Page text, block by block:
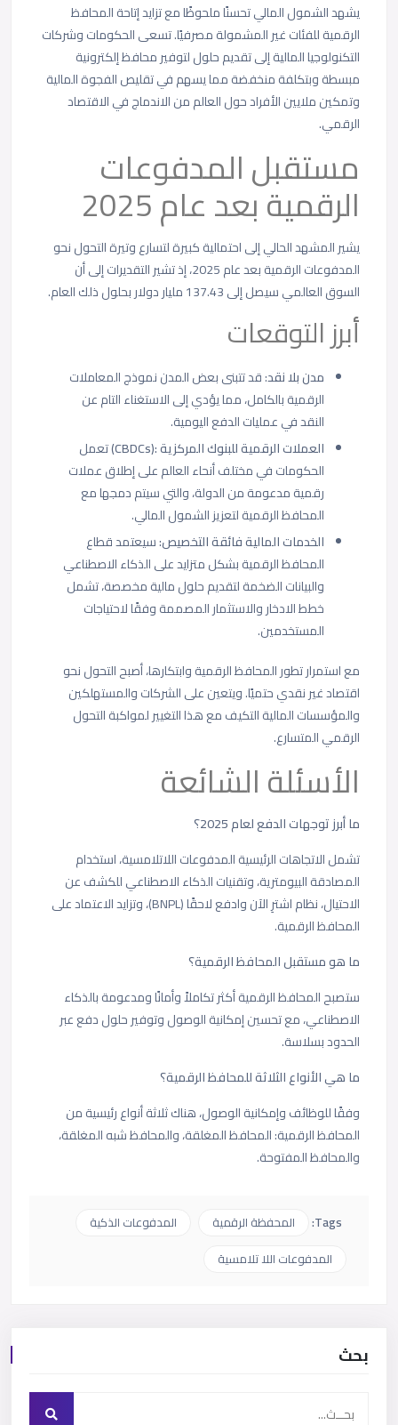
يشهد الشمول المالي تحسنًا ملحوظًا مع تزايد إتاحة المحافظ
الرقمية للفئات غير المشمولة مصرفيًا. تسعى الحكومات وشركات
التكنولوجيا المالية إلى تقديم حلول لتوفير محافظ إلكترونية
مبسطة وبتكلفة منخفضة مما يسهم في تقليص الفجوة المالية
وتمكين ملايين الأفراد حول العالم من الاندماج في الاقتصاد
الرقمي.
مستقبل المدفوعات
الرقمية بعد عام 2025
يشير المشهد الحالي إلى احتمالية كبيرة لتسارع وتيرة التحول نحو
المدفوعات الرقمية بعد عام 2025، إذ تشير التقديرات إلى أن
السوق العالمي سيصل إلى 137.43 مليار دولار بحلول ذلك العام.
أبرز التوقعات
مدن بلا نقد: قد تتبنى بعض المدن نموذج المعاملات
الرقمية بالكامل، مما يؤدي إلى الاستغناء التام عن
النقد في عمليات الدفع اليومية.
العملات الرقمية للبنوك المركزية :(CBDCs)
تعمل
الحكومات في مختلف أنحاء العالم على إطلاق عملات
رقمية مدعومة من الدولة، والتي سيتم دمجها مع
المحافظ الرقمية لتعزيز الشمول المالي.
الخدمات المالية فائقة التخصيص:سيعتمد قطاع
المحافظ الرقمية بشكل متزايد على الذكاء الاصطناعي
والبيانات الضخمة لتقديم حلول مالية مخصصة، تشمل
خطط الادخار والاستثمار المصممة وفقًا لاحتياجات
المستخدمين.
مع استمرار تطور المحافظ الرقمية وابتكارها، أصبح التحول نحو
اقتصاد غير نقدي حتميًا. ويتعين على الشركات والمستهلكين
والمؤسسات المالية التكيف مع هذا التغيير لمواكبة التحول
الرقمي المتسارع.
الأسئلة الشائعة
ما أبرز توجهات الدفع لعام 2025؟
تشمل الاتجاهات الرئيسية المدفوعات اللاتلامسية، استخدام
المصادقة البيومترية، وتقنيات الذكاء الاصطناعي للكشف عن
الاحتيال، نظام اشترِ الآن وادفع لاحقًا (BNPL)، وتزايد الاعتماد على
المحافظ الرقمية.
ما هو مستقبل المحافظ الرقمية؟
ستصبح المحافظ الرقمية أكثر تكاملاً وأمانًا ومدعومة بالذكاء
الاصطناعي، مع تحسين إمكانية الوصول وتوفير حلول دفع عبر
الحدود بسلاسة.
ما هي الأنواع الثلاثة للمحافظ الرقمية؟
وفقًا للوظائف وإمكانية الوصول، هناك ثلاثة أنواع رئيسية من
المحافظ الرقمية: المحافظ المغلقة، والمحافظ شبه المغلقة،
والمحافظ المفتوحة.
Tags: المحفظة الرقمية
المدفوعات الذكية
المدفوعات اللا تلامسية
بحث